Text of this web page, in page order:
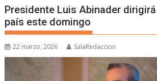
Presidente Luis Abinader
país este domingo
22 marzo, 2026 SalaRedaccion